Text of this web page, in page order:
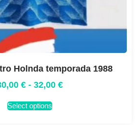
Holnda temporada 1988
€ - 32,00 €
Select options